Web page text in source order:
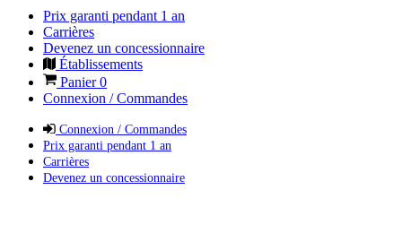
Prix garanti pendant 1 an
Carrières
Devenez un concessionnaire
Établissements
Panier0
Connexion / Commandes
Connexion / Commandes
Prix garanti pendant 1 an
Carrières
Devenez un concessionnaire